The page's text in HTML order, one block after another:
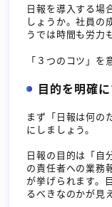
日報を導入する場
しょうか。社員の
うでは時間も労力
「３つのコツ」を
目的を明確
まず「日報は何の
にしましょう。
日報の目的は「自
の責任者への業務
が挙げられます。
るべきなのかが見